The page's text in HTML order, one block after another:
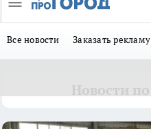
Все новости Заказать рекламу